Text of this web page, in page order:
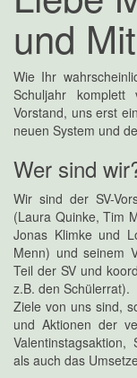
und
Wie Ihr
Schuljahr
Vorstand, uns erst
neuen System und
Wer sind
Wir sind der SV-
(Laura Quinke, Tim
Jonas Klimke und
Menn) und seinem
Teil der SV und
z.B. den Schülerrat).
Ziele von uns sind,
und Aktionen der
als auch das